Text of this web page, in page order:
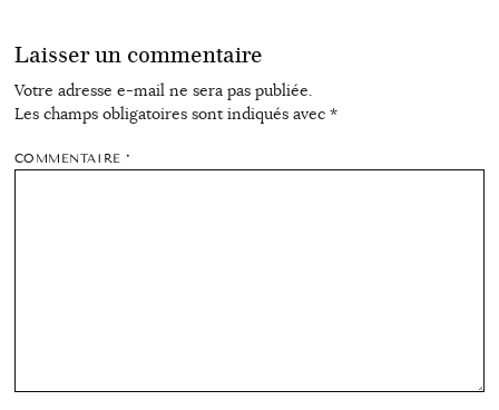
Laisser un commentaire
Votre adresse e-mail ne sera pas publiée.
Les champs obligatoires sont indiqués avec *
COMMENTAIRE*